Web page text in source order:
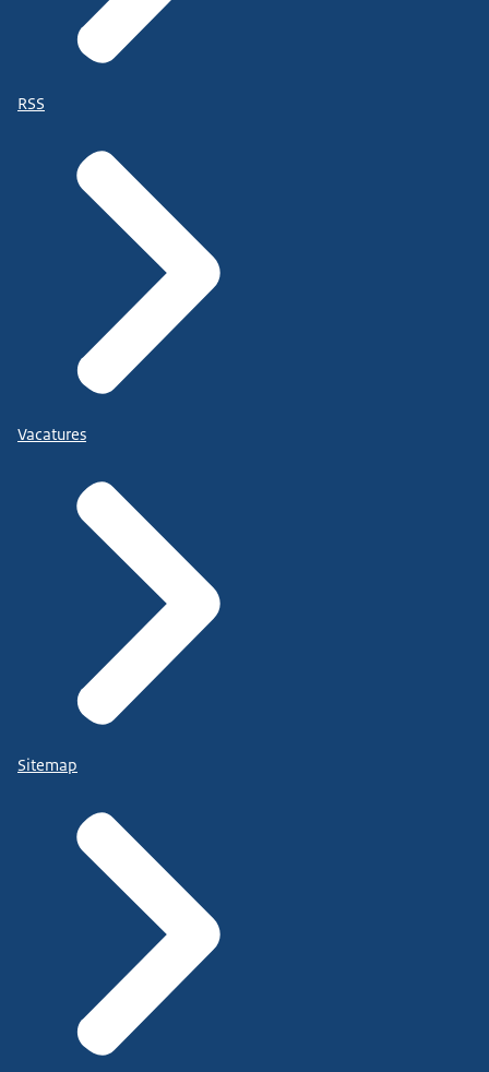
RSS
Vacatures
Sitemap